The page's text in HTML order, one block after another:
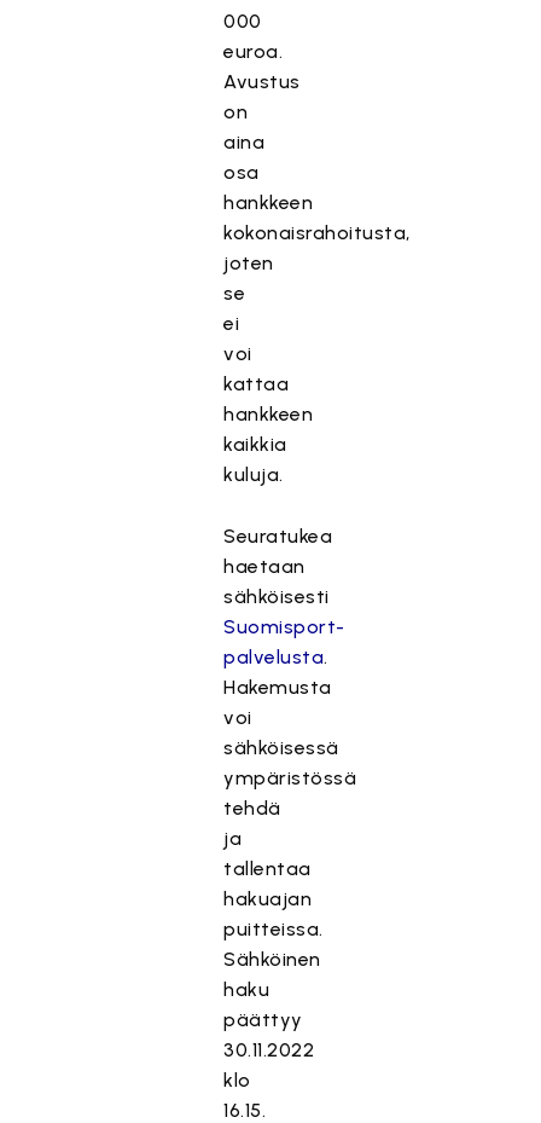
000
euroa.
Avustus
on
aina
osa
hankkeen
kokonaisrahoitusta,
joten
se
ei
voi
kattaa
hankkeen
kaikkia
kuluja.
Seuratukea
haetaan
sähköisesti
Suomisport-
palvelusta.
Hakemusta
voi
sähköisessä
ympäristössä
tehdä
ja
tallentaa
hakuajan
puitteissa.
Sähköinen
haku
päättyy
30.11.2022
klo
16.15.